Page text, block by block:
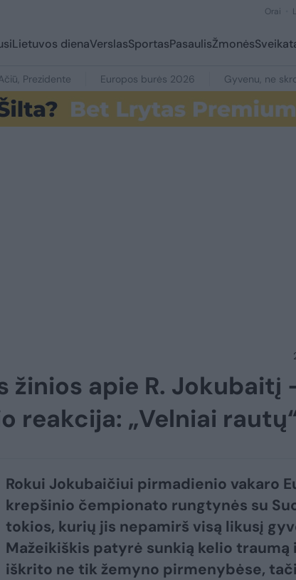
Orai
Lietuvos dienaVerslasSportasPasaulisŽmonės
Prezidente Europos burės 2026 Gyvenu, ne
žinios apie R. Jokubaitį
reakcija: „Velniai
Rokui Jokubaičiui pirmadienio vakaro
krepšinio čempionato rungtynės su
tokios, kurių jis nepamirš visą likusį
Mažeikiškis patyrė sunkią kelio
iškrito ne tik žemyno pirmenybėse,